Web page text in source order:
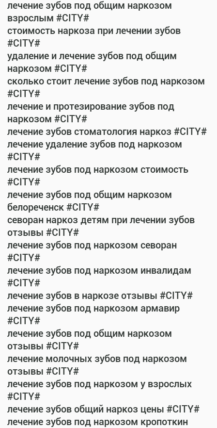
лечение зубов под общим наркозом
взрослым #CITY#
стоимость наркоза при лечении зубов
#CITY#
удаление и лечение зубов под общим
наркозом #CITY#
сколько стоит лечение зубов под наркозом
#CITY#
лечение и протезирование зубов под
наркозом #CITY#
лечение зубов стоматология наркоз #CITY#
лечение удаление зубов под наркозом
#CITY#
лечение зубов под наркозом стоимость
#CITY#
лечение зубов под общим наркозом
белореченск #CITY#
севоран наркоз детям при лечении зубов
отзывы #CITY#
лечение зубов под наркозом севоран
#CITY#
лечение зубов под наркозом инвалидам
#CITY#
лечение зубов в наркозе отзывы #CITY#
лечение зубов под наркозом армавир
#CITY#
лечение зубов под общим наркозом
отзывы #CITY#
лечение молочных зубов под наркозом
отзывы #CITY#
лечение зубов под наркозом у взрослых
#CITY#
лечение зубов общий наркоз цены #CITY#
лечение зубов под наркозом кропоткин